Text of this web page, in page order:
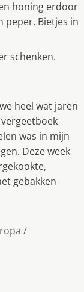
honing erdoor
peper. Bietjes in
schenken.
heel wat jaren
was in mijn
Deze week
gebakken
/